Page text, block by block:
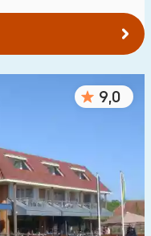
6
9,0